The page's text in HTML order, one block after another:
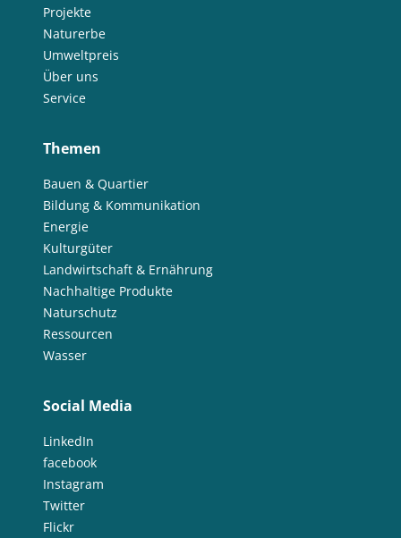
Projekte
Naturerbe
Umweltpreis
Über uns
Service
Themen
Bauen & Quartier
Bildung & Kommunikation
Energie
Kulturgüter
Landwirtschaft & Ernährung
Nachhaltige Produkte
Naturschutz
Ressourcen
Wasser
Social Media
LinkedIn
facebook
Instagram
Twitter
Flickr